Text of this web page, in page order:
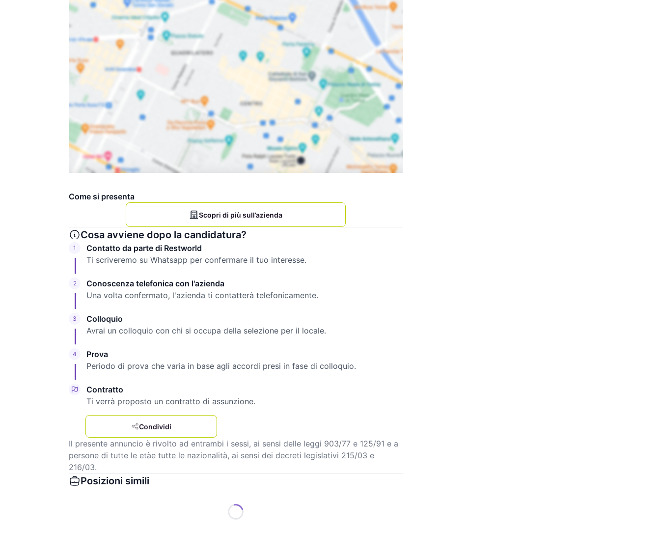
Come si presenta
Scopri di più sull’azienda
Cosa avviene dopo la candidatura?
1
Contatto da parte di Restworld
Ti scriveremo su Whatsapp per confermare il tuo interesse.
2
Conoscenza telefonica con l'azienda
Una volta confermato, l'azienda ti contatterà telefonicamente.
3
Colloquio
Avrai un colloquio con chi si occupa della selezione per il locale.
4
Prova
Periodo di prova che varia in base agli accordi presi in fase di colloquio.
Contratto
Ti verrà proposto un contratto di assunzione.
Condividi
Il presente annuncio è rivolto ad entrambi i sessi, ai sensi delle leggi 903/77 e 125/91 e a
persone di tutte le etàe tutte le nazionalità, ai sensi dei decreti legislativi 215/03 e
216/03.
Posizioni simili